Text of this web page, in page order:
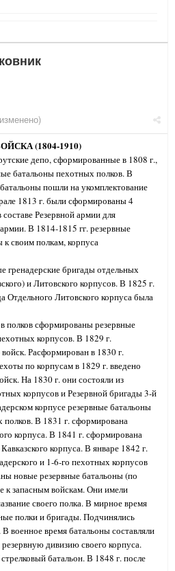
(1804-1910)
депо, сформированные в 1808 г.,
батальоны пехотных полков. В
пошли на укомплектование
1813 г. были сформированы 4
Резервной армии для
В 1814-1815 гг. резервные
своим полкам, корпуса
гренадерские бригады отдельных
и Литовского корпусов. В 1825 г.
Отдельного Литовского корпуса была
полков сформированы резервные
корпусов. В 1829 г.
Расформирован в 1830 г.
по корпусам в 1829 г. введено
На 1830 г. они состояли из
корпусов и Резервной бригады 3-й
корпусе резервные батальоны
В 1831 г. сформирована
корпуса. В 1841 г. сформирована
корпуса. В январе 1842 г.
и 1-6-го пехотных корпусов
новые резервные батальоны (по
к запасным войскам. Они имели
своего полка. В мирное время
полки и бригады. Подчинялись
военное время батальоны составляли
дивизию своего корпуса.
батальон. В 1848 г. после